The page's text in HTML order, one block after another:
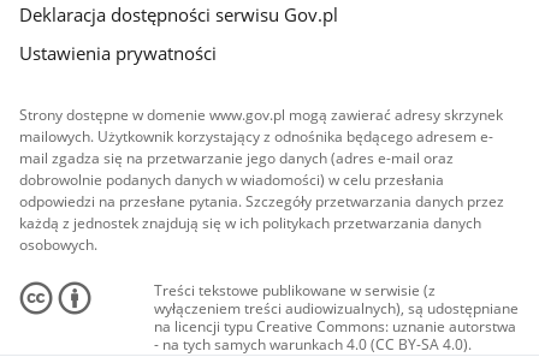
Deklaracja dostępności serwisu Gov.pl
Ustawienia prywatności
Strony dostępne w domenie www.gov.pl mogą zawierać adresy skrzynek
mailowych. Użytkownik korzystający z odnośnika będącego adresem e-
mail zgadza się na przetwarzanie jego danych (adres e-mail oraz
dobrowolnie podanych danych w wiadomości) w celu przesłania
odpowiedzi na przesłane pytania. Szczegóły przetwarzania danych przez
każdą z jednostek znajdują się w ich politykach przetwarzania danych
osobowych.
Treści tekstowe publikowane w serwisie (z
wyłączeniem treści audiowizualnych), są udostępniane
na licencji typu Creative Commons: uznanie autorstwa
- na tych samych warunkach 4.0 (CC BY-SA 4.0).